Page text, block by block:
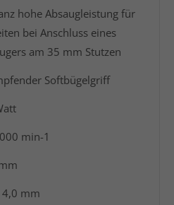
hohe Absaugleistung für
bei Anschluss eines
am 35 mm Stutzen
Softbügelgriff
min-1
4,0 mm